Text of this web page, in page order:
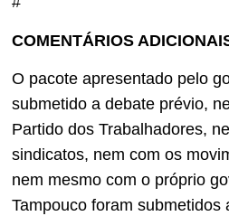
COMENTÁRIOS
O pacote apresentado pelo
submetido a debate prévio,
Partido dos Trabalhadores,
sindicatos, nem com os
nem mesmo com o próprio
Tampouco foram submetidos